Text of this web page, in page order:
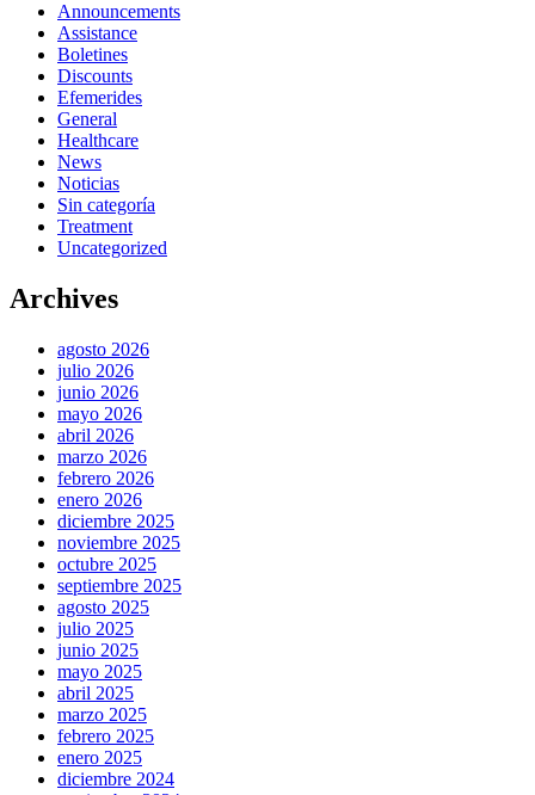
Announcements
Assistance
Boletines
Discounts
Efemerides
General
Healthcare
News
Noticias
Sin categoría
Treatment
Uncategorized
Archives
agosto 2026
julio 2026
junio 2026
mayo 2026
abril 2026
marzo 2026
febrero 2026
enero 2026
diciembre 2025
noviembre 2025
octubre 2025
septiembre 2025
agosto 2025
julio 2025
junio 2025
mayo 2025
abril 2025
marzo 2025
febrero 2025
enero 2025
diciembre 2024